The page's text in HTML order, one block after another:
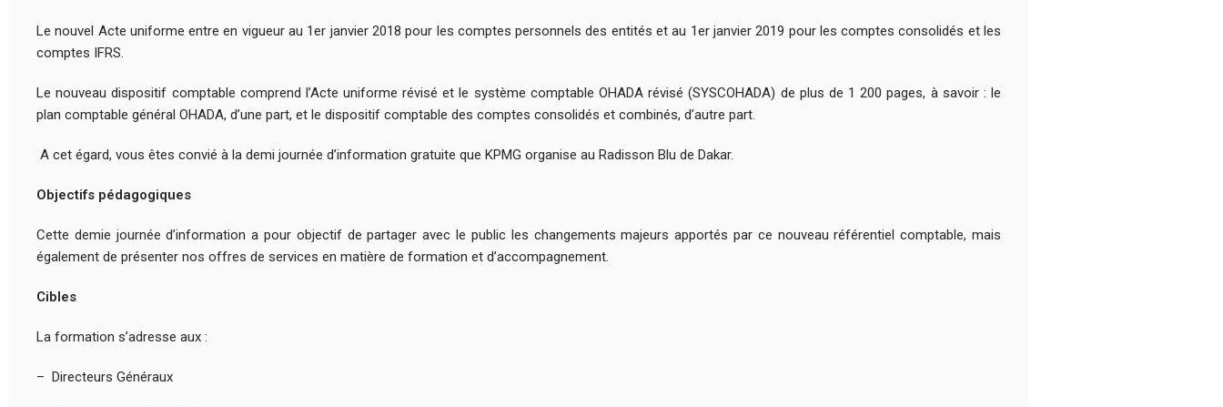
Le nouvel Acte uniforme entre en vigueur au 1er janvier 2018 pour les comptes personnels des entités et au 1er janvier 2019 pour les comptes consolidés et les
comptes IFRS.
Le nouveau dispositif comptable comprend l’Acte uniforme révisé et le système comptable OHADA révisé (SYSCOHADA) de plus de 1 200 pages, à savoir : le
plan comptable général OHADA, d’une part, et le dispositif comptable des comptes consolidés et combinés, d’autre part.
A cet égard, vous êtes convié à la demi journée d’information gratuite que KPMG organise au Radisson Blu de Dakar.
Objectifs pédagogiques
Cette demie journée d’information a pour objectif de partager avec le public les changements majeurs apportés par ce nouveau référentiel comptable, mais
également de présenter nos offres de services en matière de formation et d’accompagnement.
Cibles
La formation s’adresse aux :
– Directeurs Généraux